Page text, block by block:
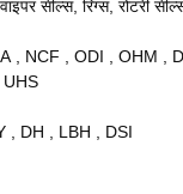
सील्स, रिंग्स,
NCF ODI OHM
UHS
DH LBH
DSI